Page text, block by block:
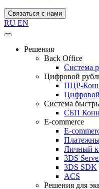
Связаться с нами
RU EN
Решения
Back Office
Система
Цифровой
ПЦР-
Система
СБП
E-commerce
E-
Личный
3DS
3DS SDK
ACS
Решения для